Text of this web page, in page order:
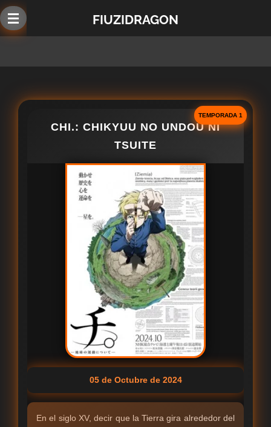
Ir
al
FIUZIDRAGON
TEMPORADA 1
CHI.: CHIKYUU NO UNDOU NI
TSUITE
05 de Octubre de 2024
En el siglo XV, decir que la Tierra gira alrededor del